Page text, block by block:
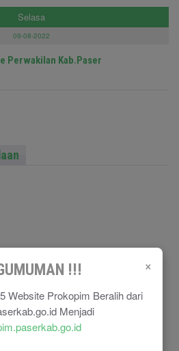
×
!!!
Website Prokopim Beralih dari
Menjadi
Selasa
09-08-2022
Perwakilan Kab.Paser
PP)